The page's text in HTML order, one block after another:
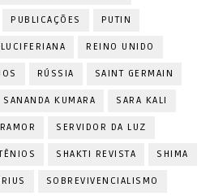
PUBLICAÇÕES PUTIN
REINO UNIDO
RÚSSIA SAINT GERMAIN
SANANDA KUMARA SARA KALI
SERVIDOR DA LUZ
SHAKTI REVISTA SHIMA
SOBREVIVENCIALISMO